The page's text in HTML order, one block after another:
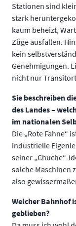
Stationen sind
stark
kaum beheizt,
Züge ausfallen.
kein
Genehmigungen.
nicht nur
Sie beschreiben
des Landes –
im nationalen
Die „Rote Fahne“
industrielle
seiner „Chuche“-
solche Maschinen
also
Welcher Bahnhof
geblieben?